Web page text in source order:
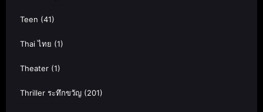
Teen (41)
Thai ไทย (1)
Theater (1)
Thriller ระทึกขวัญ (201)